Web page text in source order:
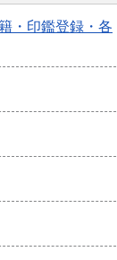
・印鑑登録・各